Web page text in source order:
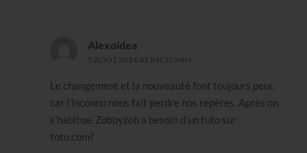
Alexoidea
5 AOÛT 2014 AT 8 H 27 MIN
Le changement et la nouveauté font toujours peur,
car l’inconnu nous fait perdre nos repères. Après on
s’habitue. Zobbyzob a besoin d’un tuto sur
toto.com?